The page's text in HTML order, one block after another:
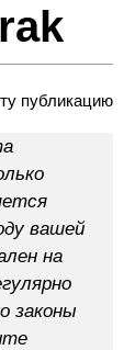
публикацию
вашей
на
законы